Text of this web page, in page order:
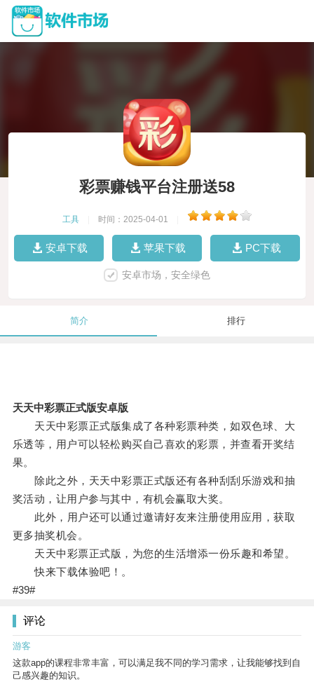
彩票赚钱平台注册送58
工具 时间：2025-04-01
安卓下载 苹果下载 PC下载
安卓市场，安全绿色
简介 排行
天天中彩票正式版安卓版
天天中彩票正式版集成了各种彩票种类，如双色球、大
乐透等，用户可以轻松购买自己喜欢的彩票，并查看开奖结
果。
除此之外，天天中彩票正式版还有各种刮刮乐游戏和抽
奖活动，让用户参与其中，有机会赢取大奖。
此外，用户还可以通过邀请好友来注册使用应用，获取
更多抽奖机会。
天天中彩票正式版，为您的生活增添一份乐趣和希望。
快来下载体验吧！。
#39#
评论
游客
这款app的课程非常丰富，可以满足我不同的学习需求，让我能够找到自
己感兴趣的知识。